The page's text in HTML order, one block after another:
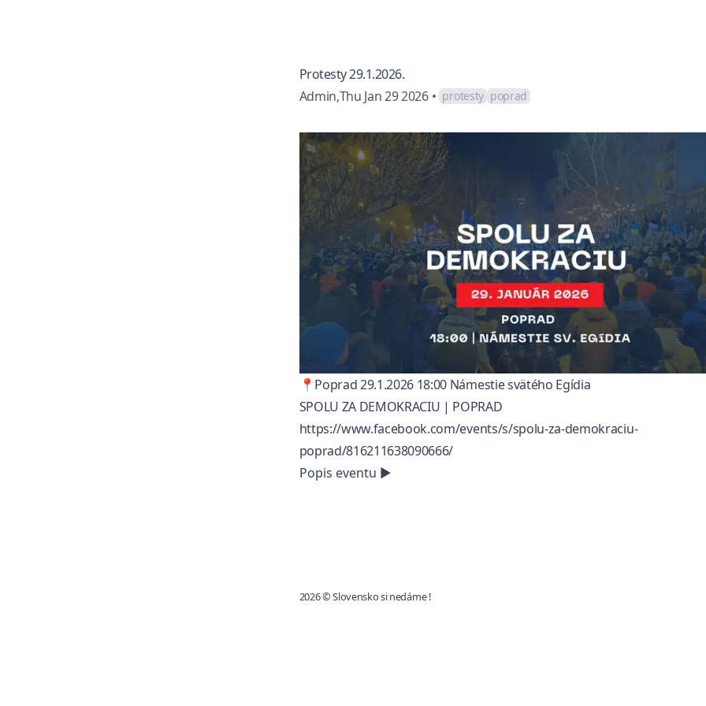
Protesty 29.1.2026.
Admin,Thu Jan 29 2026 • protesty poprad
📍Poprad 29.1.2026 18:00 Námestie svätého Egídia
SPOLU ZA DEMOKRACIU | POPRAD
https://www.facebook.com/events/s/spolu-za-demokraciu-
poprad/816211638090666/(opens in a new tab)
Popis eventu ▶
2026© Slovensko si nedáme !